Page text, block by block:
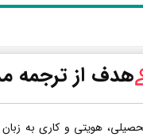
هدف از ترجمه
هویتی و کاری به